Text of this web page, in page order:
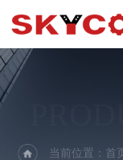
当前位置：首